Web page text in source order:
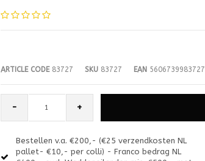
ARTICLE CODE83727 SKU83727 EAN5606739983727
- +
Bestellen v.a. €200,- (€25 verzendkosten NL
pallet- €10,- per colli) - Franco bedrag NL